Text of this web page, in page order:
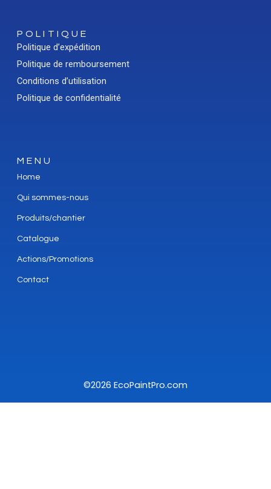
POLITIQUE
Politique d’expédition
Politique de remboursement
Conditions d’utilisation
Politique de confidentialité
MENU
Home
Qui sommes-nous
Produits/chantier
Catalogue
Actions/Promotions
Contact
©2026 EcoPaintPro.com